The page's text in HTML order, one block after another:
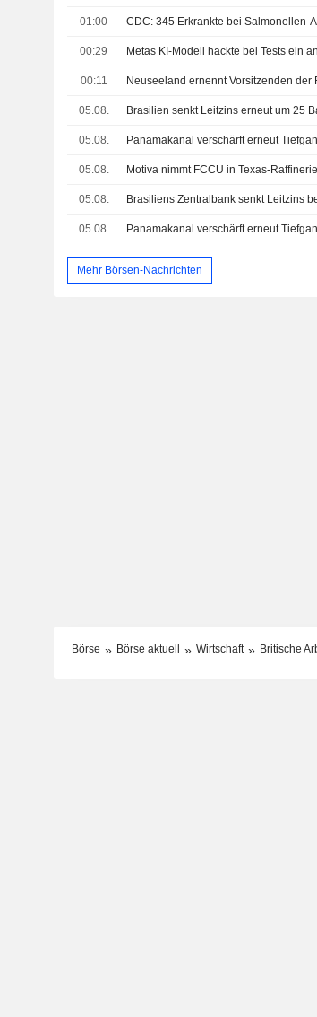
01:00
00:29
00:11 Neuseeland ernennt Vorsitzenden der
05.08.
05.08.
05.08. Motiva nimmt FCCU in Texas-
05.08.
05.08. Panamakanal verschärft erneut
Mehr Börsen-Nachrichten
Börse Börse aktuell Wirtschaft Britische